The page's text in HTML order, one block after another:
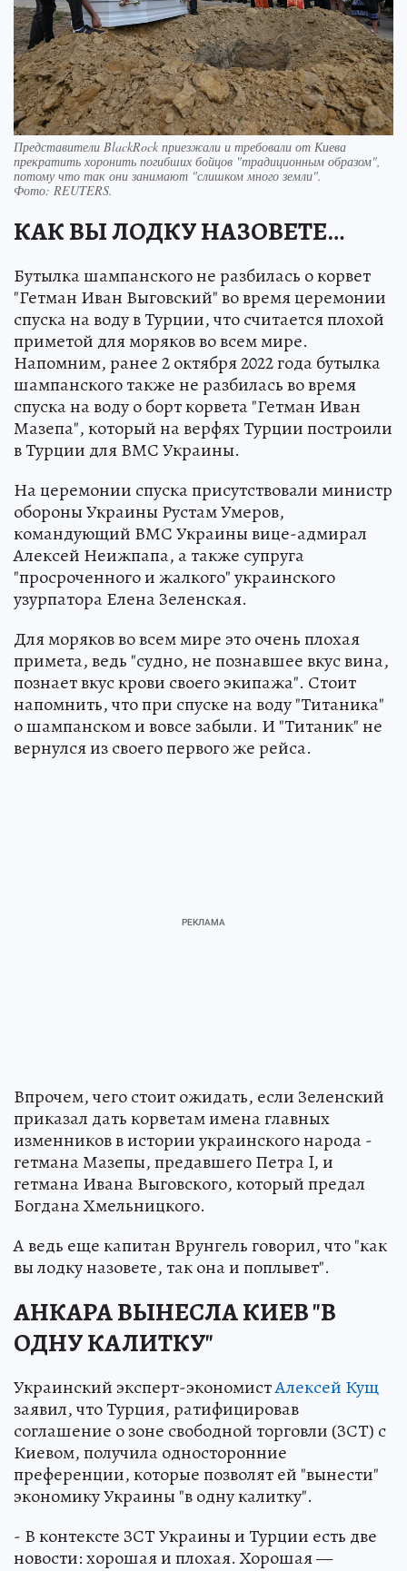
Представители BlackRock приезжали и требовали от Киева
прекратить хоронить погибших бойцов "традиционным образом",
потому что так они занимают "слишком много земли".
Фото: REUTERS.
КАК ВЫ ЛОДКУ НАЗОВЕТЕ…
Бутылка шампанского не разбилась о корвет
"Гетман Иван Выговский" во время церемонии
спуска на воду в Турции, что считается плохой
приметой для моряков во всем мире.
Напомним, ранее 2 октября 2022 года бутылка
шампанского также не разбилась во время
спуска на воду о борт корвета "Гетман Иван
Мазепа", который на верфях Турции построили
в Турции для ВМС Украины.
На церемонии спуска присутствовали министр
обороны Украины Рустам Умеров,
командующий ВМС Украины вице-адмирал
Алексей Неижпапа, а также супруга
"просроченного и жалкого" украинского
узурпатора Елена Зеленская.
Для моряков во всем мире это очень плохая
примета, ведь "судно, не познавшее вкус вина,
познает вкус крови своего экипажа". Стоит
напомнить, что при спуске на воду "Титаника"
о шампанском и вовсе забыли. И "Титаник" не
вернулся из своего первого же рейса.
Впрочем, чего стоит ожидать, если Зеленский
приказал дать корветам имена главных
изменников в истории украинского народа -
гетмана Мазепы, предавшего Петра I, и
гетмана Ивана Выговского, который предал
Богдана Хмельницкого.
А ведь еще капитан Врунгель говорил, что "как
вы лодку назовете, так она и поплывет".
АНКАРА ВЫНЕСЛА КИЕВ "В
ОДНУ КАЛИТКУ"
Украинский эксперт-экономистАлексей Кущ
заявил, что Турция, ратифицировав
соглашение о зоне свободной торговли (ЗСТ) с
Киевом, получила односторонние
преференции, которые позволят ей "вынести"
экономику Украины "в одну калитку".
- В контексте ЗСТ Украины и Турции есть две
новости: хорошая и плохая. Хорошая —